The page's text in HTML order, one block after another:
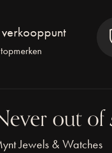
out of
Jewels & Watches